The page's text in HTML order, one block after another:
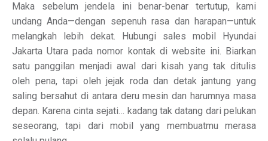
Maka sebelum jendela ini benar-benar tertutup, kami
undang Anda—dengan sepenuh rasa dan harapan—untuk
melangkah lebih dekat. Hubungi sales mobil Hyundai
Jakarta Utara pada nomor kontak di website ini. Biarkan
satu panggilan menjadi awal dari kisah yang tak ditulis
oleh pena, tapi oleh jejak roda dan detak jantung yang
saling bersahut di antara deru mesin dan harumnya masa
depan. Karena cinta sejati… kadang tak datang dari pelukan
seseorang, tapi dari mobil yang membuatmu merasa